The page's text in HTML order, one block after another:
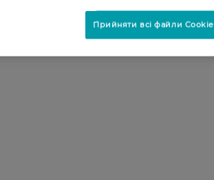
Прийняти всі файли Cookie